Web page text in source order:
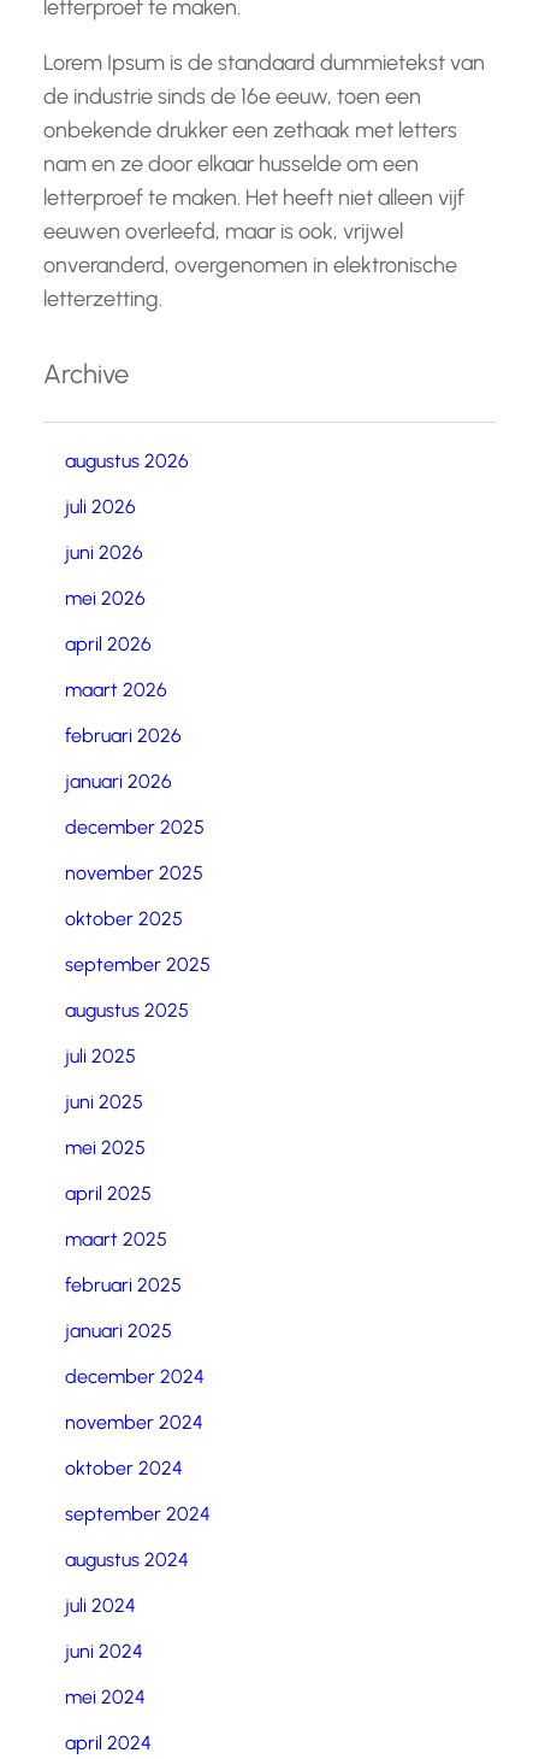
letterproef te maken.
Lorem Ipsum is de standaard dummietekst van
de industrie sinds de 16e eeuw, toen een
onbekende drukker een zethaak met letters
nam en ze door elkaar husselde om een
letterproef te maken. Het heeft niet alleen vijf
eeuwen overleefd, maar is ook, vrijwel
onveranderd, overgenomen in elektronische
letterzetting.
Archive
augustus 2026
juli 2026
juni 2026
mei 2026
april 2026
maart 2026
februari 2026
januari 2026
december 2025
november 2025
oktober 2025
september 2025
augustus 2025
juli 2025
juni 2025
mei 2025
april 2025
maart 2025
februari 2025
januari 2025
december 2024
november 2024
oktober 2024
september 2024
augustus 2024
juli 2024
juni 2024
mei 2024
april 2024